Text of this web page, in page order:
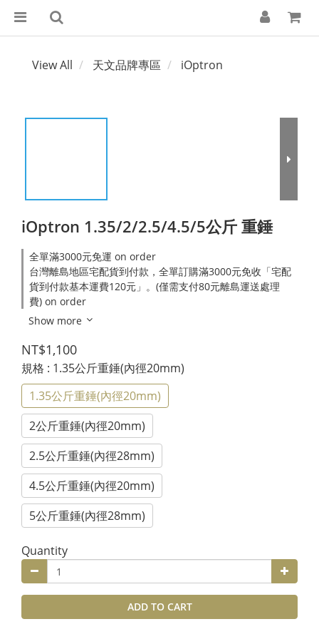
View All 天文品牌專區 iOptron
iOptron 1.35/2/2.5/4.5/5公斤 重錘
全單滿3000元免運 on order
台灣離島地區宅配貨到付款，全單訂購滿3000元免收「宅配
貨到付款基本運費120元」。(僅需支付80元離島運送處理
費) on order
Show more
NT$1,100
規格 : 1.35公斤重錘(內徑20mm)
1.35公斤重錘(內徑20mm)
2公斤重錘(內徑20mm)
2.5公斤重錘(內徑28mm)
4.5公斤重錘(內徑20mm)
5公斤重錘(內徑28mm)
Quantity
ADD TO CART